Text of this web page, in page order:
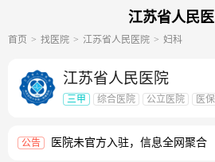
江苏省人民
首页 找医院 江苏省人民医院 妇科
江苏省人民医院
三甲 综合医院 公立医院 医
公告 医院未官方入驻，信息全网聚合